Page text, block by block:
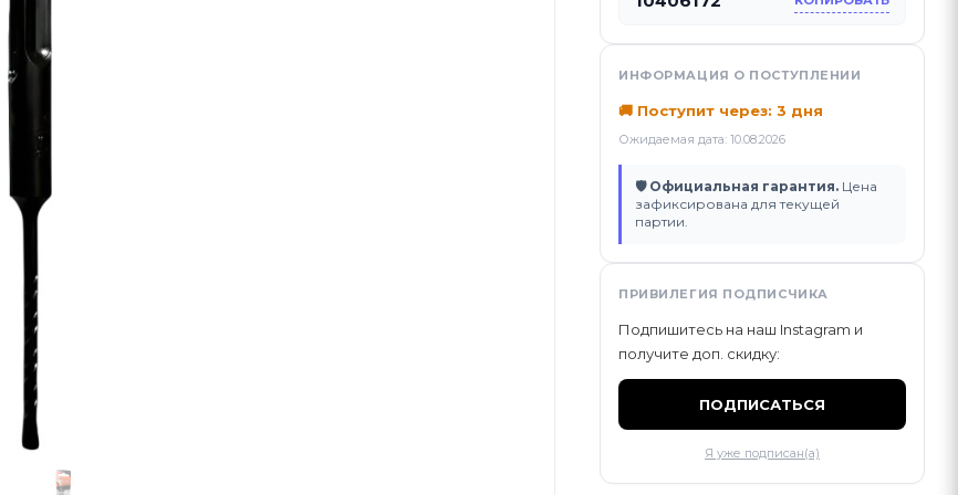
ИНФОРМАЦИЯ О ПОСТУПЛЕНИИ
🚚 Поступит через: 3 дня
Ожидаемая дата: 10.08.2026
🛡 Официальная гарантия. Цена
зафиксирована для текущей
партии.
ПРИВИЛЕГИЯ ПОДПИСЧИКА
Подпишитесь на наш Instagram и
получите доп. скидку:
ПОДПИСАТЬСЯ
Я уже подписан(а)